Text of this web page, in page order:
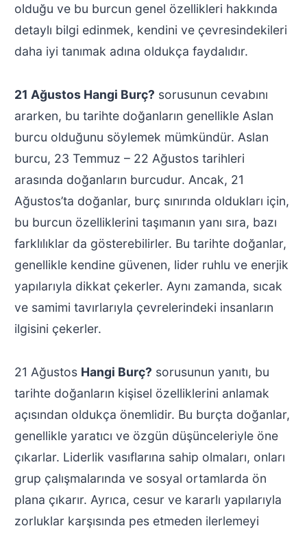
olduğu ve bu burcun genel özellikleri hakkında
detaylı bilgi edinmek, kendini ve çevresindekileri
daha iyi tanımak adına oldukça faydalıdır.
21 Ağustos Hangi Burç? sorusunun cevabını
ararken, bu tarihte doğanların genellikle Aslan
burcu olduğunu söylemek mümkündür. Aslan
burcu, 23 Temmuz – 22 Ağustos tarihleri
arasında doğanların burcudur. Ancak, 21
Ağustos’ta doğanlar, burç sınırında oldukları için,
bu burcun özelliklerini taşımanın yanı sıra, bazı
farklılıklar da gösterebilirler. Bu tarihte doğanlar,
genellikle kendine güvenen, lider ruhlu ve enerjik
yapılarıyla dikkat çekerler. Aynı zamanda, sıcak
ve samimi tavırlarıyla çevrelerindeki insanların
ilgisini çekerler.
21 Ağustos Hangi Burç? sorusunun yanıtı, bu
tarihte doğanların kişisel özelliklerini anlamak
açısından oldukça önemlidir. Bu burçta doğanlar,
genellikle yaratıcı ve özgün düşünceleriyle öne
çıkarlar. Liderlik vasıflarına sahip olmaları, onları
grup çalışmalarında ve sosyal ortamlarda ön
plana çıkarır. Ayrıca, cesur ve kararlı yapılarıyla
zorluklar karşısında pes etmeden ilerlemeyi